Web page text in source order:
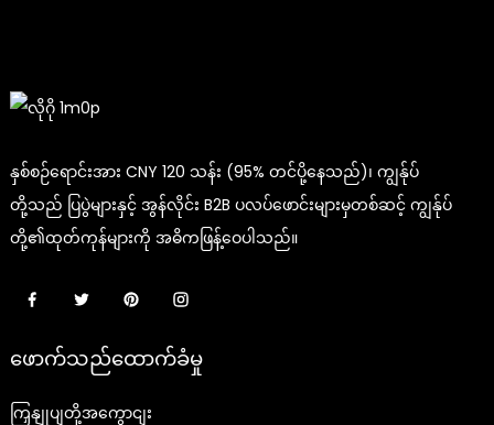
နှစ်စဉ်ရောင်းအား CNY 120 သန်း (95% တင်ပို့နေသည်)၊ ကျွန်ုပ်
တို့သည် ပြပွဲများနှင့် အွန်လိုင်း B2B ပလပ်ဖောင်းများမှတစ်ဆင့် ကျွန်ုပ်
တို့၏ထုတ်ကုန်များကို အဓိကဖြန့်ဝေပါသည်။
ဖောက်သည်ထောက်ခံမှု
ကြှနျုပျတို့အကွောငျး